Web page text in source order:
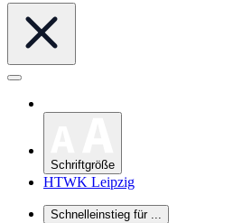
Schriftgröße
HTWK Leipzig
Schnelleinstieg für ...